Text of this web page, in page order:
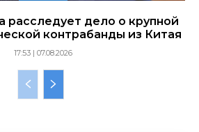
расследует дело о крупной
контрабанды из Китая
17:53 | 07.08.2026